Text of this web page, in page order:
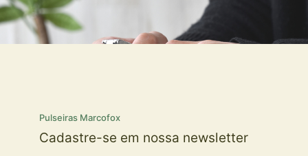
Pulseiras Marcofox
Cadastre-se em nossa newsletter